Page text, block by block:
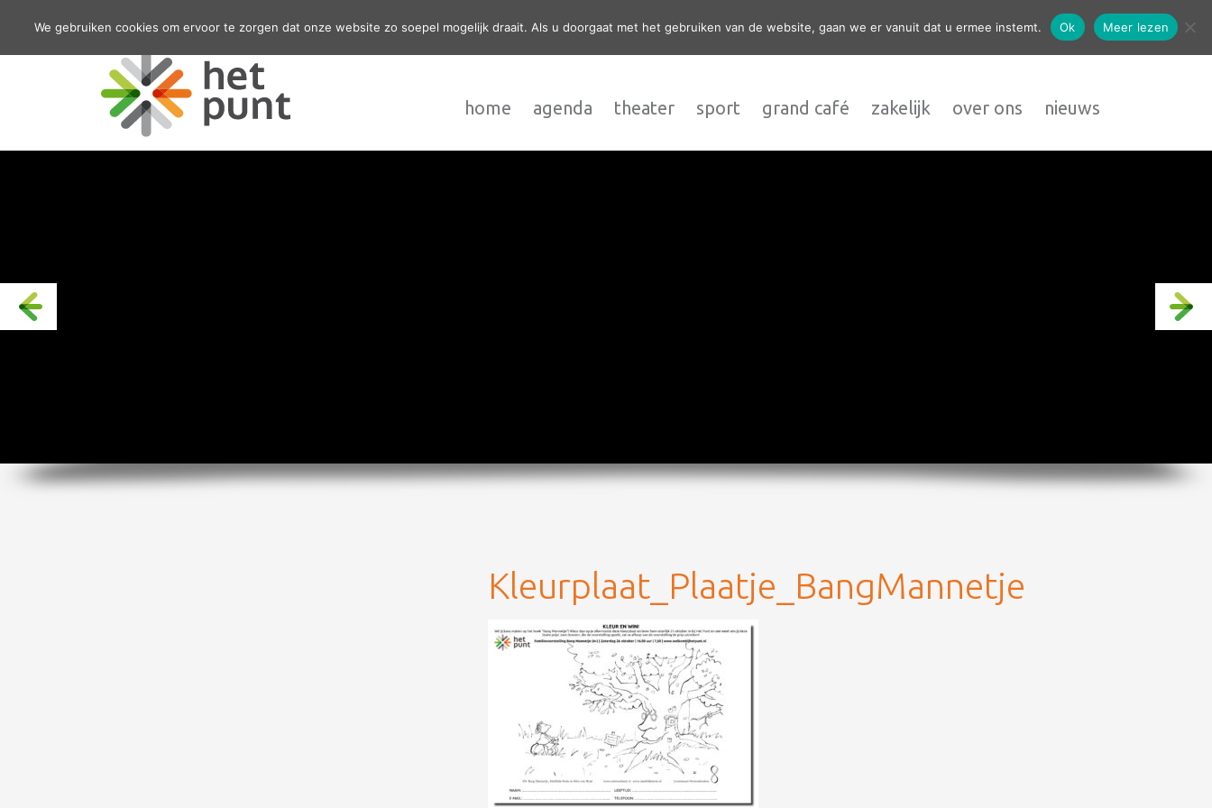
contact
home agenda theater sport grand café zakelijk over ons nieuws
Kleurplaat_Plaatje_BangMannetje
We gebruiken cookies om ervoor te zorgen dat onze website zo soepel mogelijk draait. Als u doorgaat met het gebruiken van de website, gaan we er vanuit dat u ermee instemt. Ok Meer lezen